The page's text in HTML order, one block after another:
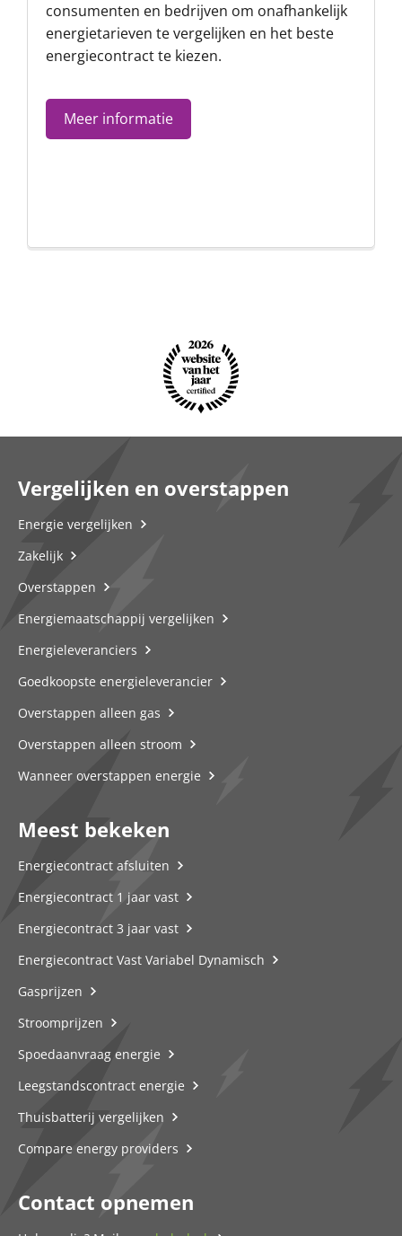
consumenten en bedrijven om onafhankelijk
energietarieven te vergelijken en het beste
energiecontract te kiezen.
Meer informatie
Vergelijken en overstappen
Energie vergelijken
Zakelijk
Overstappen
Energiemaatschappij vergelijken
Energieleveranciers
Goedkoopste energieleverancier
Overstappen alleen gas
Overstappen alleen stroom
Wanneer overstappen energie
Meest bekeken
Energiecontract afsluiten
Energiecontract 1 jaar vast
Energiecontract 3 jaar vast
Energiecontract Vast Variabel Dynamisch
Gasprijzen
Stroomprijzen
Spoedaanvraag energie
Leegstandscontract energie
Thuisbatterij vergelijken
Compare energy providers
Contact opnemen